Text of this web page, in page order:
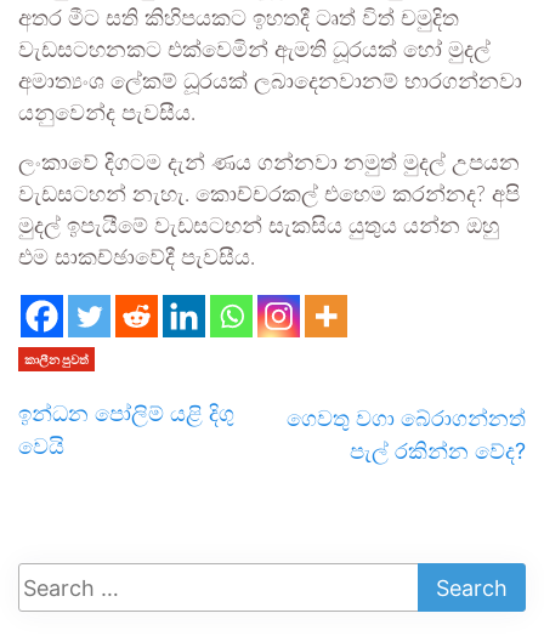
අතර මීට සති කිහිපයකට ඉහතදී ටෘත් විත් චමුදිත
වැඩසටහනකට එක්වෙමින් ඇමති ධූරයක් හෝ මුදල්
අමාත්‍යංශ ලේකම් ධූරයක් ලබාදෙනවානම් භාරගන්නවා
යනුවෙන්ද පැවසීය.
ලංකාවේ දිගටම දැන් ණය ගන්නවා නමුත් මුදල් උපයන
වැඩසටහන් නැහැ. කොච්චරකල් එහෙම කරන්නද? අපි
මුදල් ඉපැයීමේ වැඩසටහන් සැකසිය යුතුය යන්න ඔහු
එම සාකච්ඡාවේදී පැවසීය.
කාලීන පුවත්
ඉන්ධන පෝලිම් යළි දිගු
වෙයි
ගෙවතු වගා බේරාගන්නත්
පැල් රකින්න වේද?